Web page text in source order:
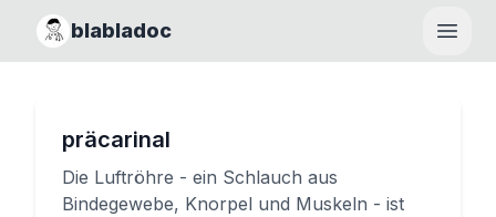
blabladoc
präcarinal
Die Luftröhre - ein Schlauch aus
Bindegewebe, Knorpel und Muskeln - ist